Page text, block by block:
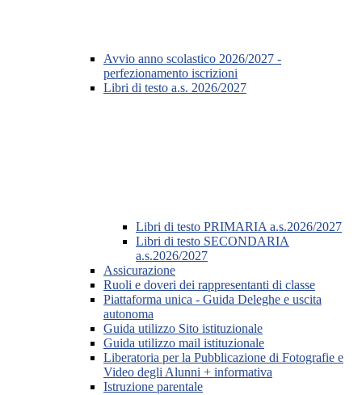
Avvio anno scolastico 2026/2027 -
perfezionamento iscrizioni
Libri di testo a.s. 2026/2027
Libri di testo PRIMARIA a.s.2026/2027
Libri di testo SECONDARIA
a.s.2026/2027
Assicurazione
Ruoli e doveri dei rappresentanti di classe
Piattaforma unica - Guida Deleghe e uscita
autonoma
Guida utilizzo Sito istituzionale
Guida utilizzo mail istituzionale
Liberatoria per la Pubblicazione di Fotografie e
Video degli Alunni + informativa
Istruzione parentale